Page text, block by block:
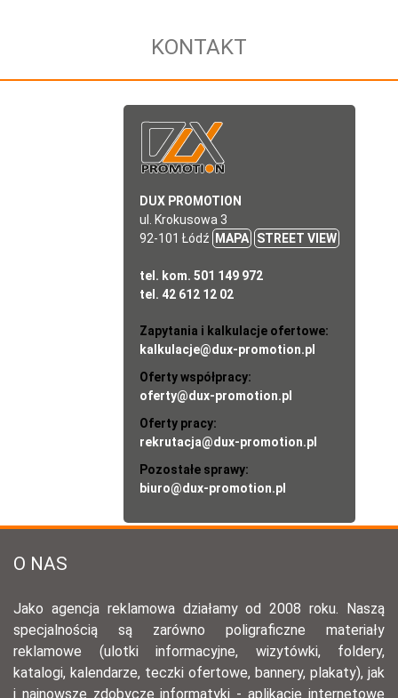
KONTAKT
DUX PROMOTION
ul. Krokusowa 3
92-101 Łódź
MAPA STREET VIEW
tel. kom. 501 149 972
tel. 42 612 12 02
Zapytania i kalkulacje ofertowe:
kalkulacje@dux-promotion.pl
Oferty współpracy:
oferty@dux-promotion.pl
Oferty pracy:
rekrutacja@dux-promotion.pl
Pozostałe sprawy:
biuro@dux-promotion.pl
O NAS
Jako agencja reklamowa działamy od 2008 roku. Naszą
specjalnością są zarówno poligraficzne materiały
reklamowe (ulotki informacyjne, wizytówki, foldery,
katalogi, kalendarze, teczki ofertowe, bannery, plakaty), jak
i najnowsze zdobycze informatyki - aplikacje internetowe